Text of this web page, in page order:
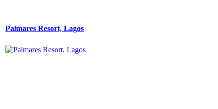
Palmares Resort, Lagos